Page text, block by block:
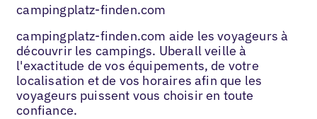
campingplatz-finden.com
campingplatz-finden.com aide les voyageurs à
découvrir les campings. Uberall veille à
l'exactitude de vos équipements, de votre
localisation et de vos horaires afin que les
voyageurs puissent vous choisir en toute
confiance.